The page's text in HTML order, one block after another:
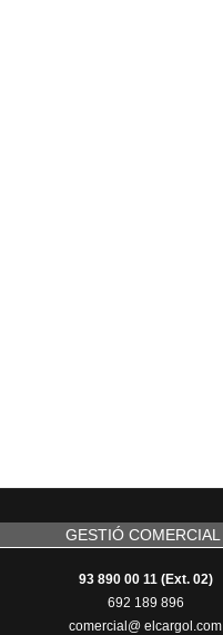
GESTIÓ COMERCIAL
93 890 00 11 (Ext. 02)
692 189 896
comercial@ elcargol.com